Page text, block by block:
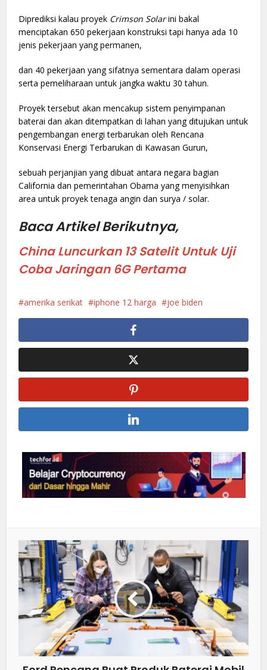
Diprediksi kalau proyek Crimson Solarini bakal
menciptakan 650 pekerjaan konstruksi tapi hanya ada 10
jenis pekerjaan yang permanen,
dan 40 pekerjaan yang sifatnya sementara dalam operasi
serta pemeliharaan untuk jangka waktu 30 tahun.
Proyek tersebut akan mencakup sistem penyimpanan
baterai dan akan ditempatkan di lahan yang ditujukan untuk
pengembangan energi terbarukan oleh Rencana
Konservasi Energi Terbarukan di Kawasan Gurun,
sebuah perjanjian yang dibuat antara negara bagian
California dan pemerintahan Obama yang menyisihkan
area untuk proyek tenaga angin dan surya / solar.
Baca Artikel Berikutnya,
China Luncurkan 13 Satelit Untuk Uji
Coba Jaringan 6G Pertama
amerika serikat iphone 12 harga joe biden